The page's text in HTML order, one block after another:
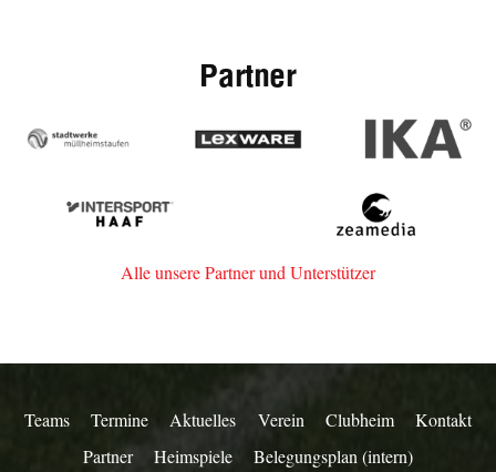
Partner
Müllheim-
IKA
Intersport
Haaf
zeamedia,
Werbeagentur
Staufen
Alle unsere Partner und Unterstützer
Teams Termine Aktuelles Verein Clubheim
Kontakt
Partner
Heimspiele Belegungsplan (intern)